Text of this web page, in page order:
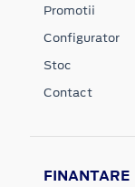
Promotii
Configurator
Stoc
Contact
FINANTARE